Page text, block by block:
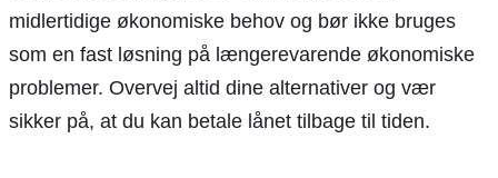
midlertidige økonomiske behov og bør ikke bruges
som en fast løsning på længerevarende økonomiske
problemer. Overvej altid dine alternativer og vær
sikker på, at du kan betale lånet tilbage til tiden.